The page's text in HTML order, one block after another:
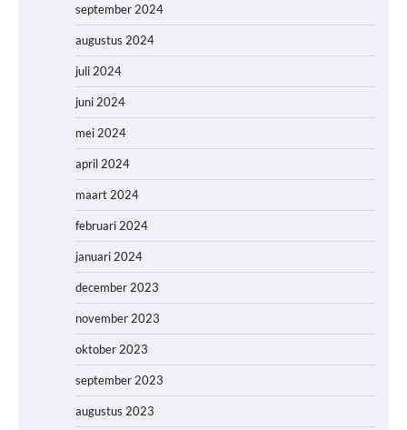
september 2024
augustus 2024
juli 2024
juni 2024
mei 2024
april 2024
maart 2024
februari 2024
januari 2024
december 2023
november 2023
oktober 2023
september 2023
augustus 2023